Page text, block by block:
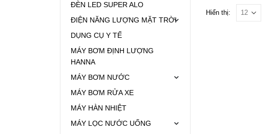
Hiển thị:
ĐÈN LED SUPER ALO
ĐIỆN NĂNG LƯỢNG MẶT TRỜI
DỤNG CỤ Y TẾ
MÁY BƠM ĐỊNH LƯỢNG
HANNA
MÁY BƠM NƯỚC
MÁY BƠM RỬA XE
MÁY HÀN NHIỆT
MÁY LỌC NƯỚC UỐNG